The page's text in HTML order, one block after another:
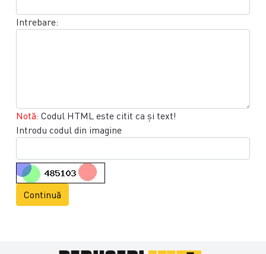
Intrebare:
Notă: Codul HTML este citit ca şi text!
Introdu codul din imagine
Continuă